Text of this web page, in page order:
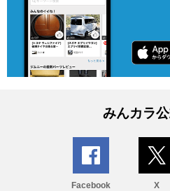
みんカラ
Facebook X